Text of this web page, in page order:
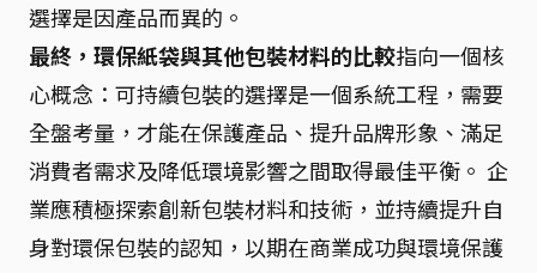
選擇是因產品而異的。
最終，環保紙袋與其他包裝材料的比較指向一個核
心概念：可持續包裝的選擇是一個系統工程，需要
全盤考量，才能在保護產品、提升品牌形象、滿足
消費者需求及降低環境影響之間取得最佳平衡。 企
業應積極探索創新包裝材料和技術，並持續提升自
身對環保包裝的認知，以期在商業成功與環境保護